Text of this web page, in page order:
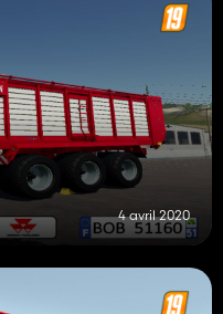
4 avril 2020